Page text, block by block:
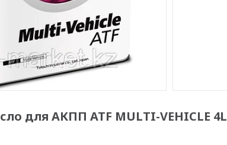
для АКПП ATF MULTI-VEHICLE 4L